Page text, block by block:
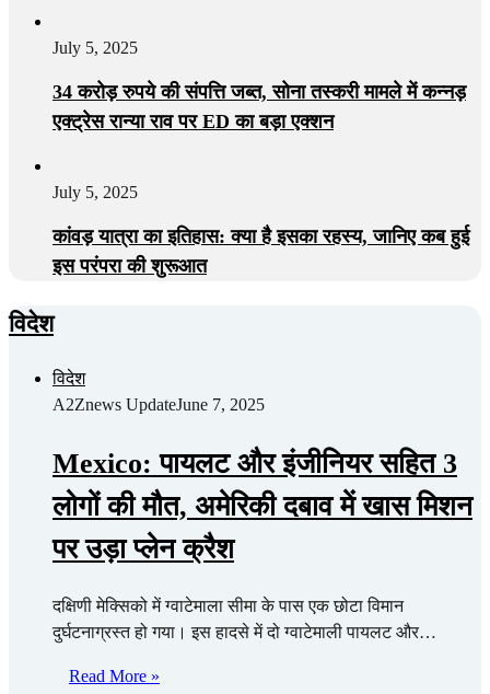
July 5, 2025
34 करोड़ रुपये की संपत्ति जब्त, सोना तस्करी मामले में कन्नड़
एक्ट्रेस रान्या राव पर ED का बड़ा एक्शन
July 5, 2025
कांवड़ यात्रा का इतिहास: क्या है इसका रहस्य, जानिए कब हुई
इस परंपरा की शुरूआत
विदेश
विदेश
A2Znews UpdateJune 7, 2025
Mexico: पायलट और इंजीनियर सहित 3
लोगों की मौत, अमेरिकी दबाव में खास मिशन
पर उड़ा प्लेन क्रैश
दक्षिणी मेक्सिको में ग्वाटेमाला सीमा के पास एक छोटा विमान
दुर्घटनाग्रस्त हो गया। इस हादसे में दो ग्वाटेमाली पायलट और…
Read More »